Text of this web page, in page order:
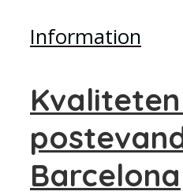
Information
Barcelona